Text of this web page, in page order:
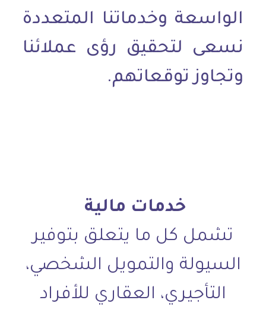
الواسعة وخدماتنا المتعددة
نسعى لتحقيق رؤى عملائنا
وتجاوز توقعاتهم.
خدمات مالية
تشمل كل ما يتعلق بتوفير
السيولة والتمويل الشخصي،
التأجيري، العقاري للأفراد